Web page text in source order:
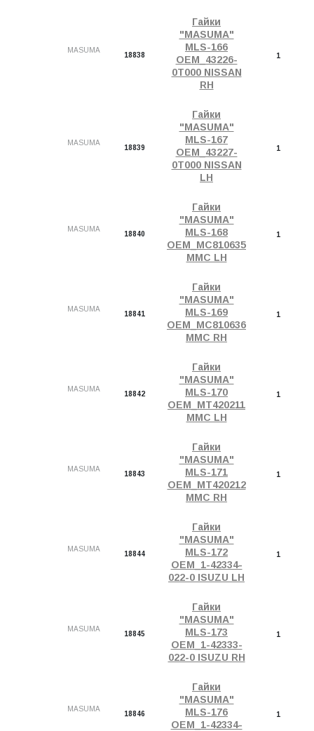
MASUMA
18838
Гайки
"MASUMA"
MLS-166
OEM_43226-
0T000 NISSAN
RH
1
MASUMA
18839
Гайки
"MASUMA"
MLS-167
OEM_43227-
0T000 NISSAN
LH
1
MASUMA
18840
Гайки
"MASUMA"
MLS-168
OEM_MC810635
MMC LH
1
MASUMA
18841
Гайки
"MASUMA"
MLS-169
OEM_MC810636
MMC RH
1
MASUMA
18842
Гайки
"MASUMA"
MLS-170
OEM_MT420211
MMC LH
1
MASUMA
18843
Гайки
"MASUMA"
MLS-171
OEM_MT420212
MMC RH
1
MASUMA
18844
Гайки
"MASUMA"
MLS-172
OEM_1-42334-
022-0 ISUZU LH
1
MASUMA
18845
Гайки
"MASUMA"
MLS-173
OEM_1-42333-
022-0 ISUZU RH
1
MASUMA
18846
Гайки
"MASUMA"
MLS-176
OEM_1-42334-
1